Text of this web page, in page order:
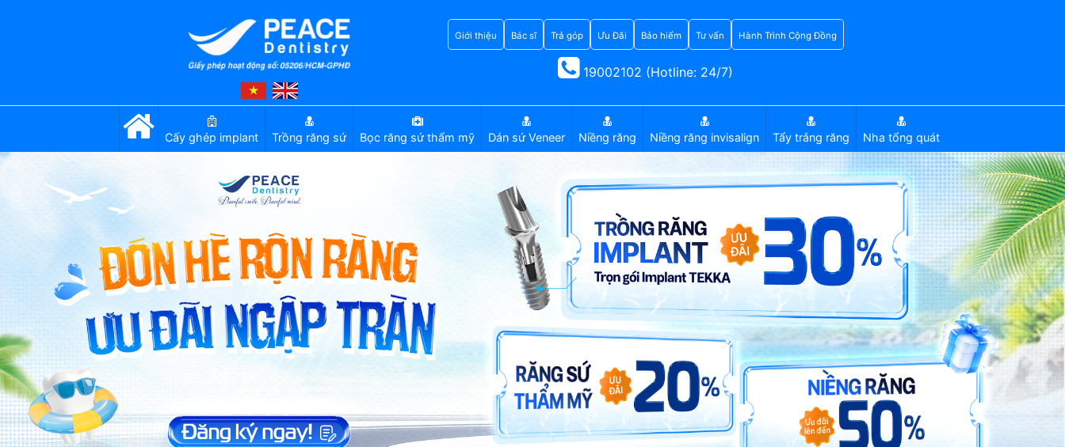
Giới thiệu Bác sĩ Trả góp Ưu Đãi Bảo hiểm Tư vấn Hành Trình Cộng Đồng
19002102 (Hotline: 24/7)
Cấy ghép implant Trồng răng sứ Bọc răng sứ thẩm mỹ Dán sứ Veneer Niềng răng Niềng răng invisalign Tẩy trắng răng Nha tổng quát